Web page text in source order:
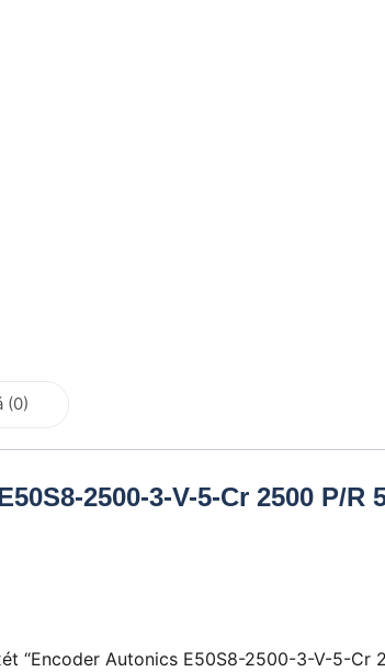
(0)
2500-3-V-5-Cr 2500 P/R
“Encoder Autonics E50S8-2500-3-V-5-Cr